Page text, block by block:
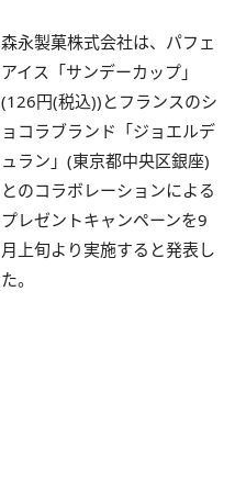
森永製菓株式会社は、パフェ
アイス「サンデーカップ」
(126円(税込))とフランスのシ
ョコラブランド「ジョエルデ
ュラン」(東京都中央区銀座)
とのコラボレーションによる
プレゼントキャンペーンを9
月上旬より実施すると発表し
た。